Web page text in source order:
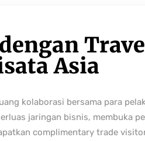
Asia
kolaborasi bersama para
jaringan bisnis, membuka
complimentary trade